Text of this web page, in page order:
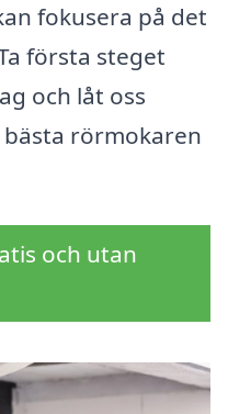
fokusera på det
första steget
och låt oss
rörmokaren
och utan